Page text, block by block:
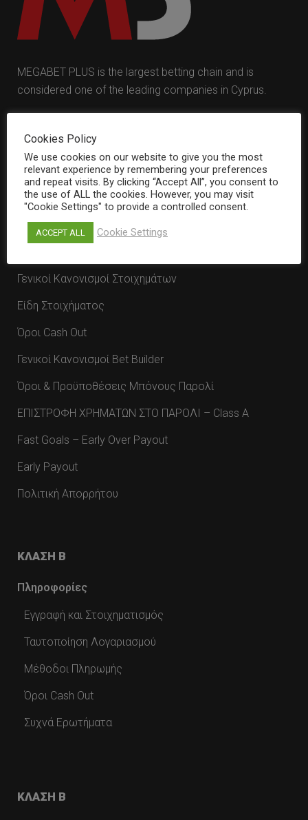
MEGABET PLUS is the largest betting chain and is
considered one of the leading companies in Cyprus.
ΚΛΑΣΗ Α
Γενικοί Κανονισμοί Στοιχημάτων
Είδη Στοιχήματος
Όροι Cash Out
Γενικοί Κανονισμοί Bet Builder
Όροι & Προϋποθέσεις Μπόνους Παρολί
ΕΠΙΣΤΡΟΦΗ ΧΡΗΜΑΤΩΝ ΣΤΟ ΠΑΡΟΛΙ – Class A
Fast Goals – Early Over Payout
Early Payout
Πολιτική Απορρήτου
ΚΛΑΣΗ Β
Πληροφορίες
Εγγραφή και Στοιχηματισμός
Ταυτοποίηση Λογαριασμού
Μέθοδοι Πληρωμής
Όροι Cash Out
Συχνά Ερωτήματα
ΚΛΑΣΗ Β
Cookies Policy
We use cookies on our website to give you the most
relevant experience by remembering your preferences
and repeat visits. By clicking “Accept All”, you consent to
the use of ALL the cookies. However, you may visit
"Cookie Settings" to provide a controlled consent.
ACCEPT ALL Cookie Settings